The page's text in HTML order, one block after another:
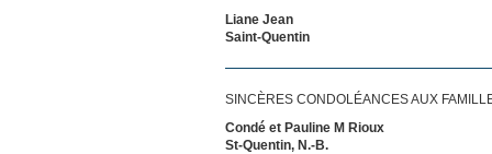
Liane Jean
Saint-Quentin
SINCÈRES CONDOLÉANCES AUX
Condé et Pauline M Rioux
St-Quentin, N.-B.